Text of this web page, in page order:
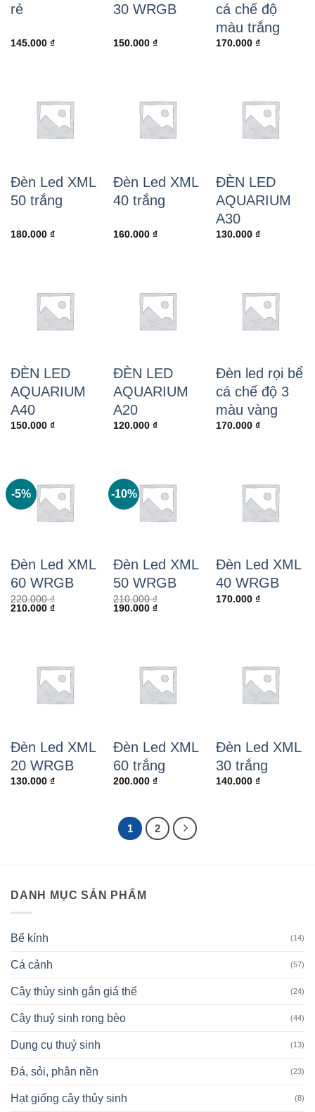
rẻ
145.000 ₫
30 WRGB
150.000 ₫
cá chế độ
màu trắng
170.000 ₫
Đèn Led XML
50 trắng
180.000 ₫
Đèn Led XML
40 trắng
160.000 ₫
ĐÈN LED
AQUARIUM
A30
130.000 ₫
ĐÈN LED
AQUARIUM
A40
150.000 ₫
ĐÈN LED
AQUARIUM
A20
120.000 ₫
Đèn led rọi bể
cá chế độ 3
màu vàng
170.000 ₫
-5%
Đèn Led XML
60 WRGB
220.000₫
Giá
210.000 ₫Giá
-10%
Đèn Led XML
50 WRGB
210.000₫
Giá
190.000 ₫Giá
Đèn Led XML
40 WRGB
170.000 ₫
Đèn Led XML
20 WRGB
130.000 ₫
Đèn Led XML
60 trắng
200.000 ₫
Đèn Led XML
30 trắng
140.000 ₫
1 2
DANH MỤC SẢN PHẨM
Bể kính (14)
Cá cảnh (57)
Cây thủy sinh gắn giá thể (24)
Cây thuỷ sinh rong bèo (44)
Dụng cụ thuỷ sinh (13)
Đá, sỏi, phân nền (23)
Hạt giống cây thủy sinh (8)